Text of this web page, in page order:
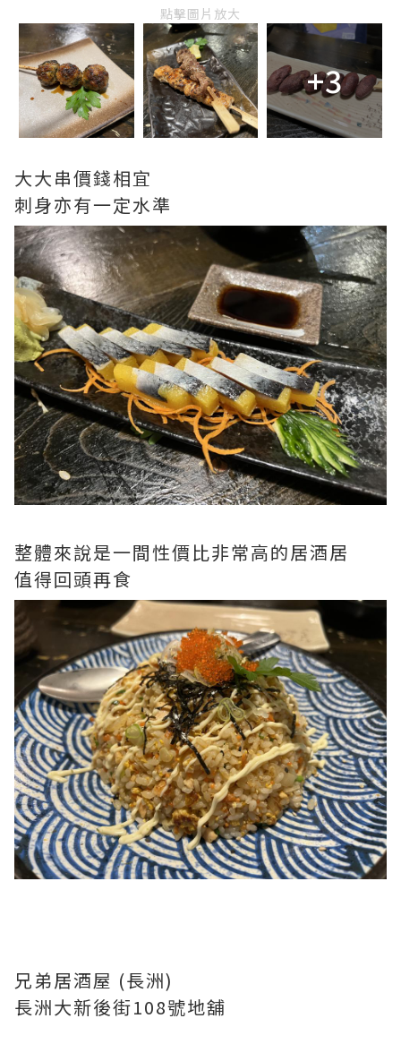
點擊圖片放大
+3
大大串價錢相宜
刺身亦有一定水準
整體來說是一間性價比非常高的居酒居
值得回頭再食
兄弟居酒屋 (長洲)
長洲大新後街108號地舖